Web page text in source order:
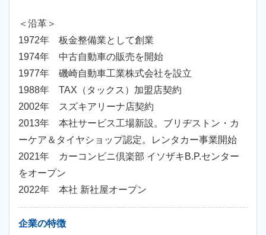
＜沿革＞
1972年 板金整備業として創業
1974年 中古自動車の販売を開始
1977年 磯崎自動車工業株式会社を設立
1988年 TAX（タックス）加盟店契約
2002年 スズキアリーナ店契約
2013年 本社サービス工場新設。ブリヂストン・カ
ーケア＆タイヤショップ認定。レンタカー事業開始
2021年 カーコンビニ倶楽部 イソザキB.P.センター
をオープン
2022年 本社 新社屋オープン
企業の特徴